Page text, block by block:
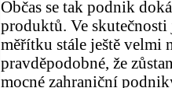
Občas se tak podnik
produktů. Ve
měřítku stále ještě velmi
pravděpodobné, že
mocné zahraniční